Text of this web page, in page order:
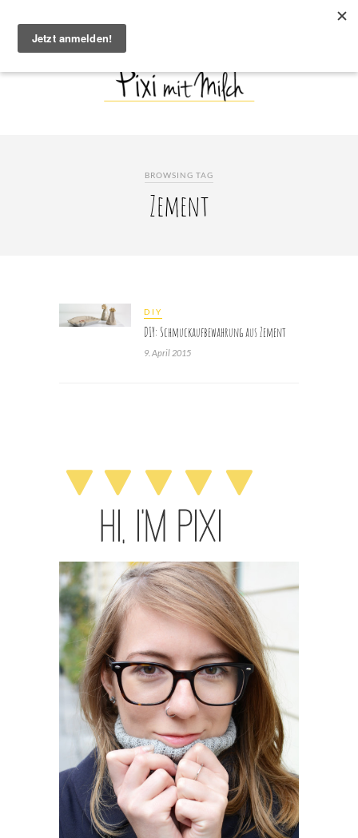
BROWSING TAG
Zement
DIY
DIY: Schmuckaufbewahrung aus Zement
9. April 2015